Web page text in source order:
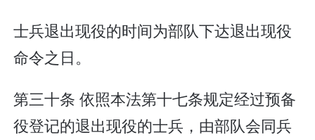
士兵退出现役的时间为部队下达退出现役
命令之日。
第三十条 依照本法第十七条规定经过预备
役登记的退出现役的士兵，由部队会同兵